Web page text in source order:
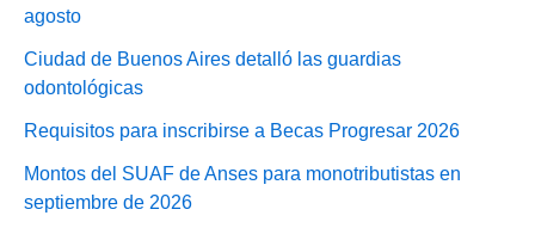
agosto
Ciudad de Buenos Aires detalló las guardias
odontológicas
Requisitos para inscribirse a Becas Progresar 2026
Montos del SUAF de Anses para monotributistas en
septiembre de 2026